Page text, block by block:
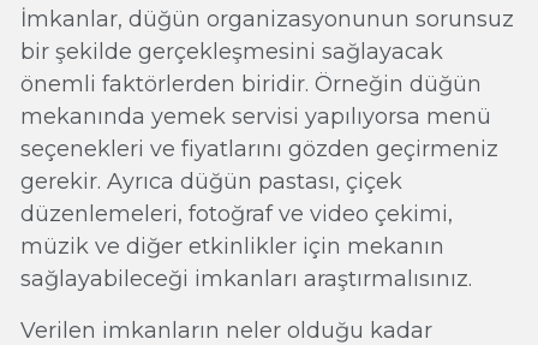
İmkanlar, düğün organizasyonunun sorunsuz
bir şekilde gerçekleşmesini sağlayacak
önemli faktörlerden biridir. Örneğin düğün
mekanında yemek servisi yapılıyorsa menü
seçenekleri ve fiyatlarını gözden geçirmeniz
gerekir. Ayrıca düğün pastası, çiçek
düzenlemeleri, fotoğraf ve video çekimi,
müzik ve diğer etkinlikler için mekanın
sağlayabileceği imkanları araştırmalısınız.
Verilen imkanların neler olduğu kadar